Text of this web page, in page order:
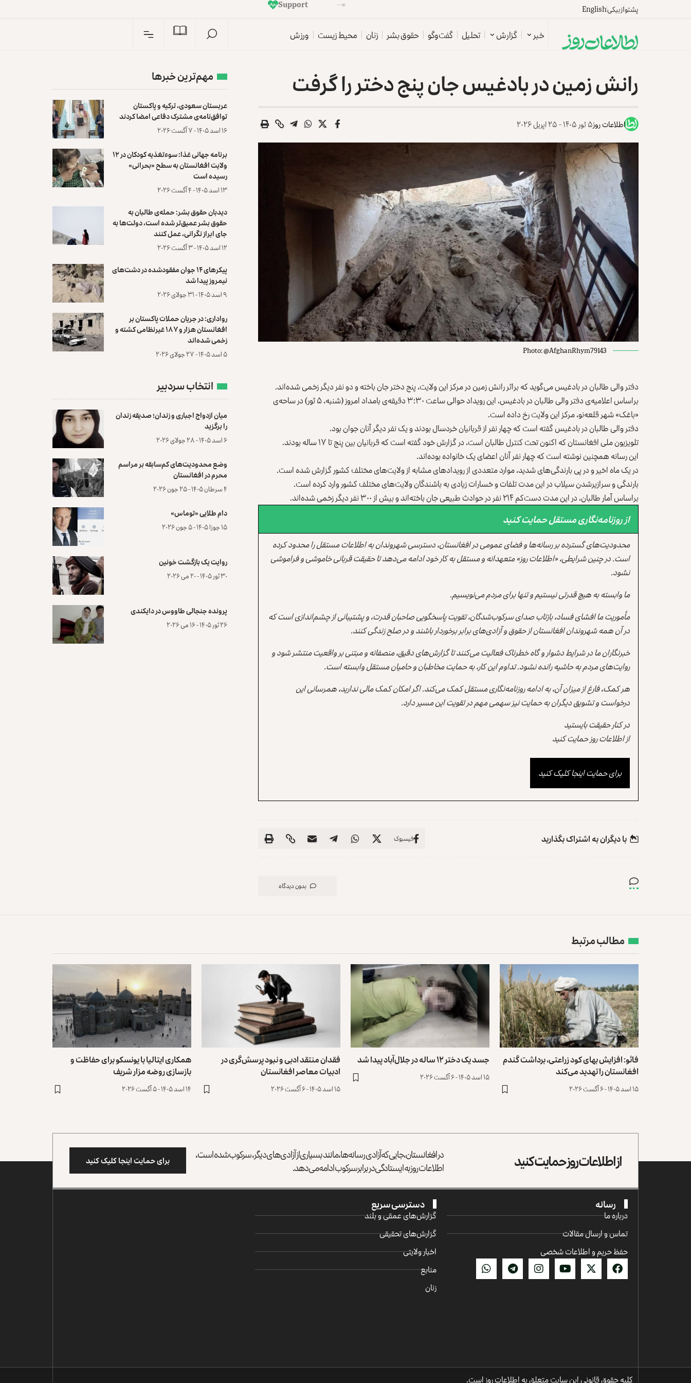
پشتوازبیکیEnglish
z
o
Support
خبر گزارش تحلیل گفت‌وگو حقوق بشر زنان محیط زیست ورزش
رانش زمین در بادغیس جان پنج دختر را گرفت
اطلاعات روز۵ ثور ۱۴۰۵ - ۲۵ اپریل ۲۰۲۶
Photo: @AfghanRhym79143
دفتر والی طالبان در بادغیس می‌گوید که براثر رانش زمین در مرکز این ولایت، پنج دختر جان باخته‌ و دو نفر دیگر زخمی شده‌اند.
براساس اعلامیه‌ی دفتر والی طالبان در بادغیس، این رویداد حوالی ساعت ۳:۳۰ دقیقه‌ی بامداد امروز (شنبه، ۵ ثور) در ساحه‌ی
«باغک» شهر قلعه‌نو، مرکز این ولایت رخ داده است.
دفتر والی طالبان در بادغیس گفته است که چهار نفر از قربانیان خردسال بودند و یک نفر دیگر آنان جوان بود.
تلویزیون ملی افغانستان که اکنون تحت کنترل طالبان است، در گزارش خود گفته است که قربانیان بین پنج تا ۱۷ ساله بودند.
این رسانه همچنین نوشته است که چهار نفر آنان اعضای یک خانواده بوده‌اند.
در یک ماه اخیر و در پی بارندگی‌های شدید، موارد متعددی از رویدادهای مشابه از ولایت‌های مختلف کشور گزارش شده‌ است.
بارندگی و سرازیرشدن سیلاب‌‌ در این مدت تلفات و خسارات زیادی به باشندگان ولایت‌های مختلف کشور وارد کرده است.
براساس آمار طالبان، در این مدت دست‌کم ۲۱۴ نفر در حوادث طبیعی جان باخته‌اند و بیش از ۳۰۰ نفر دیگر زخمی شده‌اند.
از روزنامه‌نگاری مستقل حمایت کنید
محدودیت‌های گسترده بر رسانه‌ها و فضای عمومی در افغانستان، دسترسی شهروندان به اطلاعات مستقل را محدود کرده
است. در چنین شرایطی، «اطلاعات روز» متعهدانه و مستقل به کار خود ادامه می‌دهد تا حقیقت قربانی خاموشی و فراموشی
نشود.
ما وابسته به هیچ قدرتی نیستیم و تنها برای مردم می‌نویسیم.
مأموریت ما افشای فساد، بازتاب صدای سرکوب‌شدگان، تقویت پاسخگویی صاحبان قدرت، و پشتیبانی از چشم‌اندازی است که
در آن همه شهروندان افغانستان از حقوق و آزادی‌های برابر برخوردار باشند و در صلح زندگی کنند.
خبرنگاران ما در شرایط دشوار و گاه خطرناک فعالیت می‌کنند تا گزارش‌های دقیق، منصفانه و مبتنی بر واقعیت منتشر شود و
روایت‌های مردم به حاشیه رانده نشود. تداوم این کار، به حمایت مخاطبان و حامیان مستقل وابسته است.
هر کمک، فارغ از میزان آن، به ادامه روزنامه‌نگاری مستقل کمک می‌کند. اگر امکان کمک مالی ندارید، همرسانی این
درخواست و تشویق دیگران به حمایت نیز سهمی مهم در تقویت این مسیر دارد.
در کنار حقیقت بایستید
از اطلاعات روز حمایت کنید
برای حمایت اینجا کلیک کنید
با دیگران به‌‌ اشتراک بگذارید فیسبوک
بدون دیدگاه
مهم‌ترین خبرها
عربستان سعودی، ترکیه و پاکستان
توافق‌نامه‌ی مشترک دفاعی امضا کردند
۱۶ اسد ۱۴۰۵ - ۷ آگست ۲۰۲۶
برنامه جهانی غذا: سوءتغذیه کودکان در ۱۲
ولایت افغانستان به سطح «بحرانی»
رسیده است
۱۳ اسد ۱۴۰۵ - ۴ آگست ۲۰۲۶
دیدبان حقوق بشر: حمله‌ی طالبان به
حقوق بشر عمیق‌تر شده است، دولت‌ها به
جای ابراز نگرانی، عمل کنند
۱۲ اسد ۱۴۰۵ - ۳ آگست ۲۰۲۶
پیکرهای ۱۴ جوان مفقودشده در دشت‌های
نیمروز پیدا شد
۹ اسد ۱۴۰۵ - ۳۱ جولای ۲۰۲۶
رواداری: در جریان حملات پاکستان بر
افغانستان هزار و ۱۸۷ غیرنظامی کشته و
زخمی شده‌اند
۵ اسد ۱۴۰۵ - ۲۷ جولای ۲۰۲۶
انتخاب سردبیر
میان ازدواج اجباری و زندان؛ صدیقه زندان
را برگزید
۶ اسد ۱۴۰۵ - ۲۸ جولای ۲۰۲۶
وضع محدودیت‌های کم‌سابقه بر مراسم
محرم در افغانستان
۴ سرطان ۱۴۰۵ - ۲۵ جون ۲۰۲۶
دام طلایی «توماس»
۱۵ جوزا ۱۴۰۵ - ۵ جون ۲۰۲۶
روایت یک بازگشت خونین
۳۰ ثور ۱۴۰۵ - ۲۰ می ۲۰۲۶
پرونده‌ جنجالی طاووس در دایکندی
۲۶ ثور ۱۴۰۵ - ۱۶ می ۲۰۲۶
مطالب مرتبط
فائو: افزایش بهای کود زراعتی، برداشت گندم
افغانستان را تهدید می‌کند
۱۵ اسد ۱۴۰۵ - ۶ آگست ۲۰۲۶
جسد یک دختر ۱۲ ساله در جلال‌آباد پیدا شد
۱۵ اسد ۱۴۰۵ - ۶ آگست ۲۰۲۶
فقدان منتقد ادبی و نبود پرسش‌گری در
ادبیات معاصر افغانستان
۱۵ اسد ۱۴۰۵ - ۶ آگست ۲۰۲۶
همکاری ایتالیا با یونسکو برای حفاظت و
بازسازی روضه مزار شریف ‏
۱۴ اسد ۱۴۰۵ - ۵ آگست ۲۰۲۶
از اطلاعات روز حمایت کنید در افغانستان، جایی که آزادی رسانه‌ها، مانند بسیاری از آزادی‌های دیگر، سرکوب شده است،
اطلاعات روز به ایستادگی در برابر سرکوب ادامه می‌دهد. برای حمایت اینجا کلیک کنید
رسانه
درباره ما
تماس و ارسال مقالات
حفظ حریم و اطلاعات شخصی
دسترسی سریع
گزارش‌‌های عمقی و بلند
گزارش‌های تحقیقی
اخبار ولایتی
منابع
زنان
کلیه حقوق قانونی این سایت متعلق به اطلاعات روز است.